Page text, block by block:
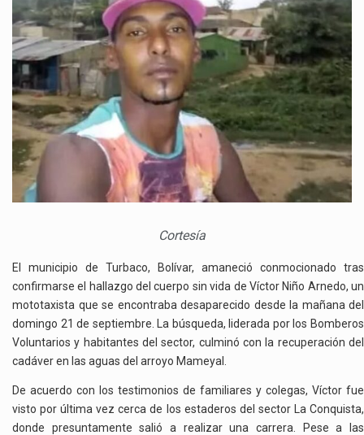
HALLAZGO
DE
MOTOTAXISTA
DESAPARECIDO
EN
EL
ARROYO
MAMEYAL
Cortesía
El municipio de Turbaco, Bolívar, amaneció conmocionado tras
confirmarse el hallazgo del cuerpo sin vida de Víctor Niño Arnedo, un
mototaxista que se encontraba desaparecido desde la mañana del
domingo 21 de septiembre. La búsqueda, liderada por los Bomberos
Voluntarios y habitantes del sector, culminó con la recuperación del
cadáver en las aguas del arroyo Mameyal.
De acuerdo con los testimonios de familiares y colegas, Víctor fue
visto por última vez cerca de los estaderos del sector La Conquista,
donde presuntamente salió a realizar una carrera. Pese a las